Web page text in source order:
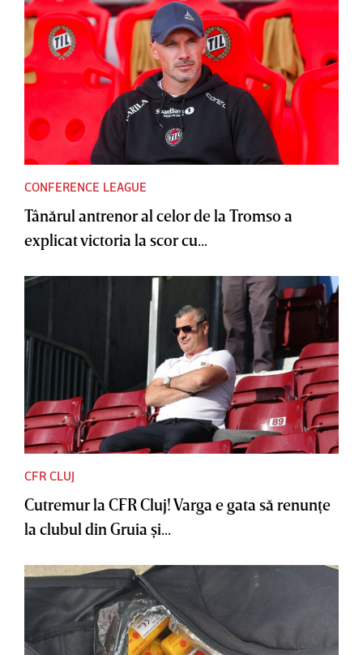
CONFERENCE LEAGUE
Tânărul antrenor al celor de la Tromso a
explicat victoria la scor cu...
CFR CLUJ
Cutremur la CFR Cluj! Varga e gata să renunţe
la clubul din Gruia şi...